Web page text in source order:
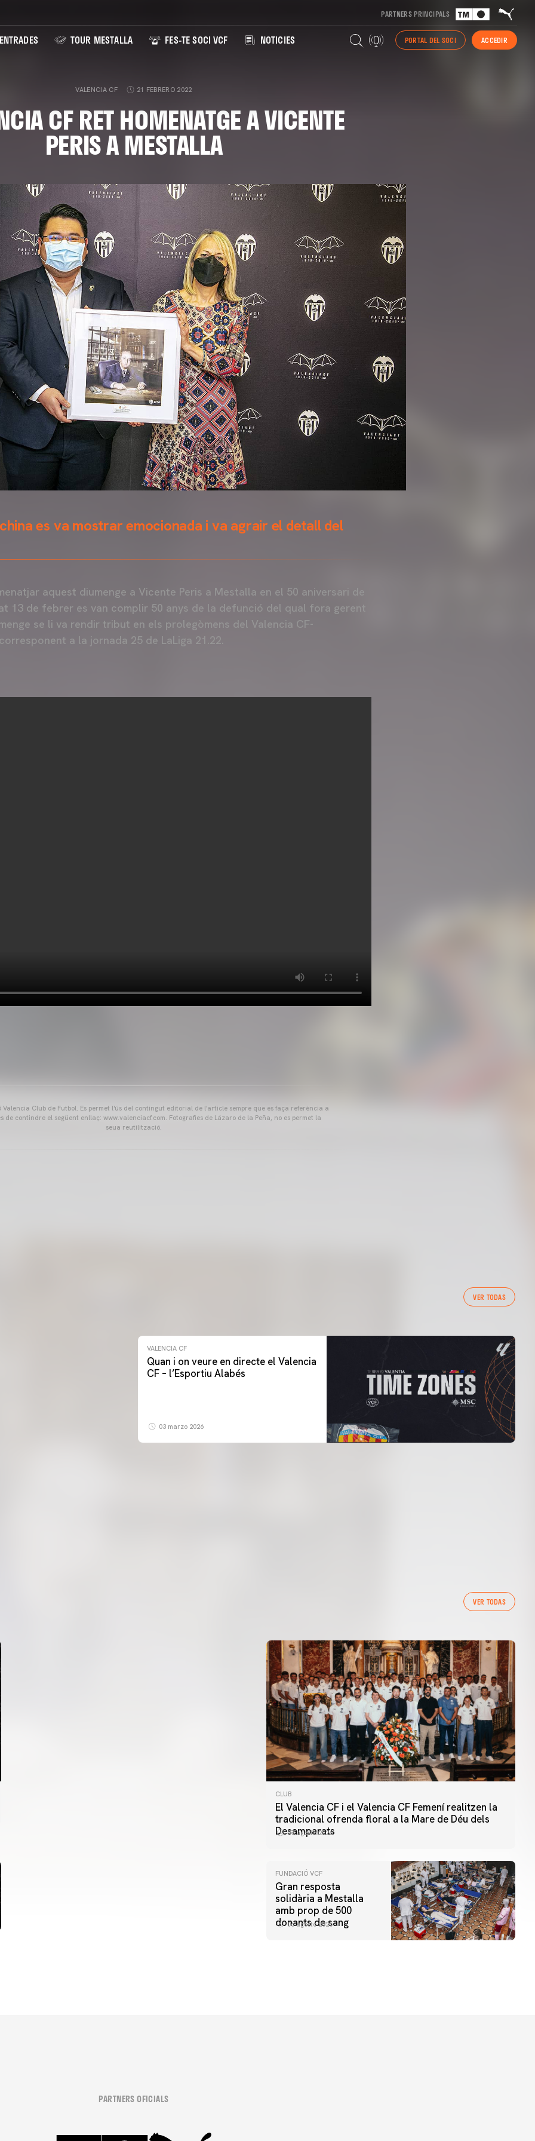
PARTNERS PRINCIPALS
ENTRADES TOUR MESTALLA FES-TE SOCI VCF NOTICIES PORTAL DEL SOCI ACCEDIR
VALENCIA CF 21 FEBRERO 2022
CF RET HOMENATGE A VICENTE
PERIS A MESTALLA
es va mostrar emocionada i va agrair el detall del
aquest diumenge a Vicente Peris a Mestalla en el 50 aniversari de
13 de febrer es van complir 50 anys de la defunció del qual fora gerent
se li va rendir tribut en els prolegòmens del Valencia CF-
a la jornada 25 de LaLiga 21.22.
Valencia Club de Futbol. Es permet l'ús del contingut editorial de l'article sempre que es faça referència a
de contindre el següent enllaç: www.valenciacf.com. Fotografies de Lázaro de la Peña, no es permet la
seua reutilització.
VER TODAS
VALENCIA CF
Quan i on veure en directe el Valencia
CF – l’Esportiu Alabés
03 marzo 2026
VER TODAS
CLUB
El Valencia CF i el Valencia CF Femení realitzen la
tradicional ofrenda floral a la Mare de Déu dels
Desamparats
07 agosto 2026
FUNDACIÓ VCF
Gran resposta
solidària a Mestalla
amb prop de 500
donants de sang
06 agosto 2026
PARTNERS OFICIALS